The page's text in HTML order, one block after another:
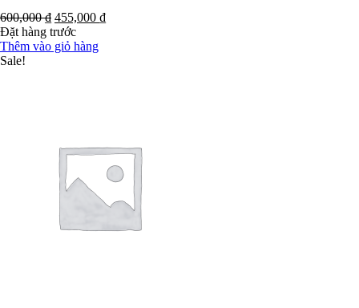
600,000₫ 455,000 ₫
Đặt hàng trước
Thêm vào giỏ hàng
Sale!